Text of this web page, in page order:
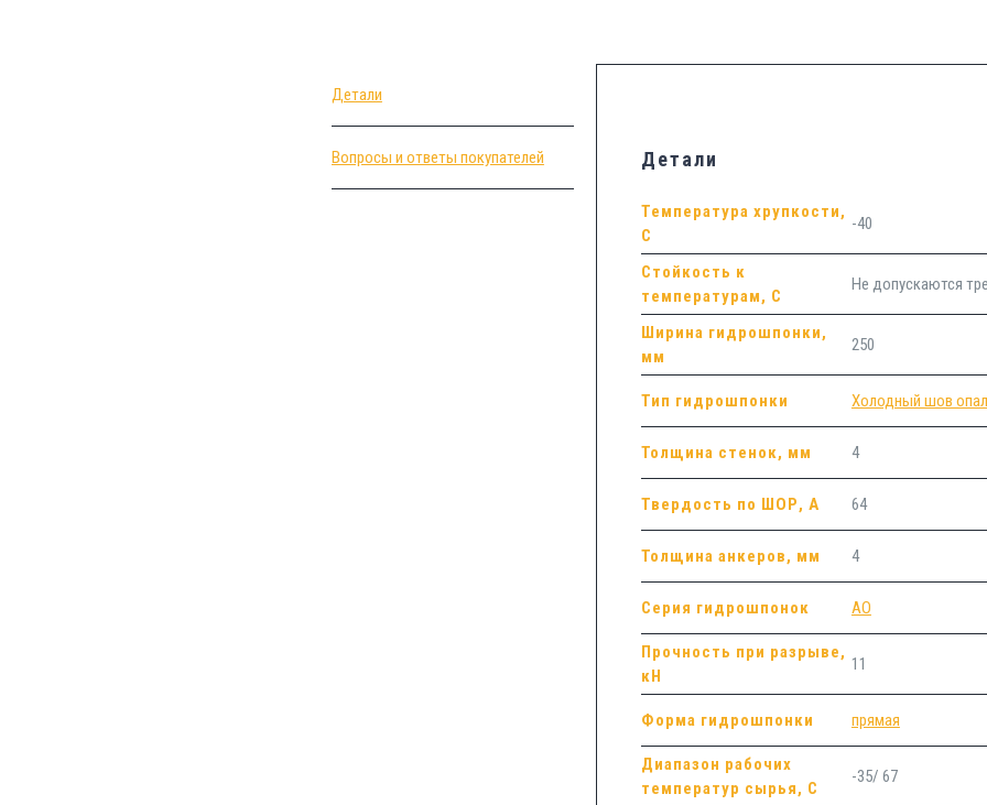
Детали
Вопросы и ответы покупателей Детали
Температура хрупкости,
С
-40
Стойкость к
температурам, С
Не допускаются
Ширина гидрошпонки,
мм
250
Тип гидрошпонки Холодный шов
Толщина стенок, мм 4
Твердость по ШОР, А 64
Толщина анкеров, мм 4
Серия гидрошпонок АО
Прочность при разрыве,
кН
11
Форма гидрошпонки прямая
Диапазон рабочих
температур сырья, С
-35/ 67